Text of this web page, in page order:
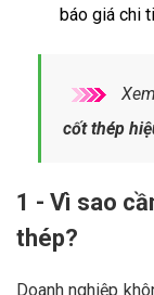
báo giá chi
cốt thép
1 - Vì sao
thép?
Doanh nghiệp